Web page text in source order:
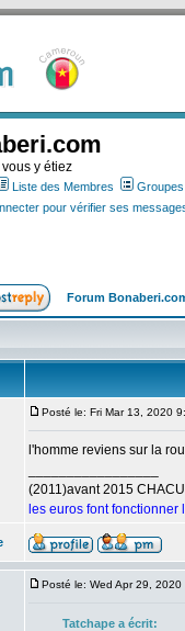
y étiez
Liste des Membres
pour vérifier ses
Forum
Posté le: Fri Mar 13, 2020
l'homme reviens sur la
(2011)avant 2015
les euros font fonctionner
Posté le: Wed Apr 29, 2020
Tatchape a écrit: